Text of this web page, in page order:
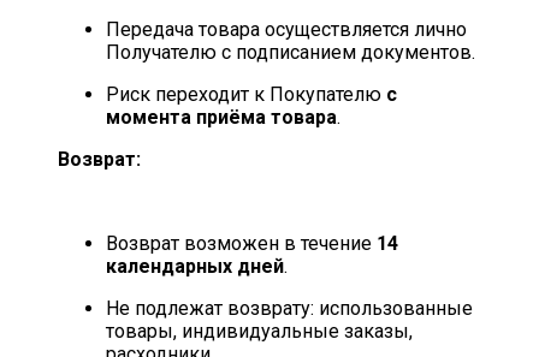
Передача товара осуществляется лично
Получателю с подписанием документов.
Риск переходит к Покупателю с
момента приёма товара.
Возврат:
Возврат возможен в течение 14
календарных дней.
Не подлежат возврату: использованные
товары, индивидуальные заказы,